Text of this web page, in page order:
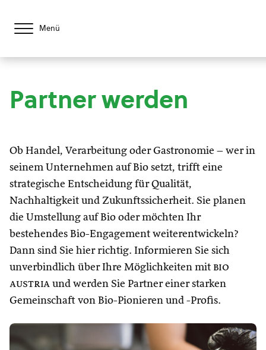
Menü
Partner werden
Ob Handel, Verarbeitung oder Gastronomie – wer in
seinem Unternehmen auf Bio setzt, trifft eine
strategische Entscheidung für Qualität,
Nachhaltigkeit und Zukunftssicherheit. Sie planen
die Umstellung auf Bio oder möchten Ihr
bestehendes Bio-Engagement weiterentwickeln?
Dann sind Sie hier richtig. Informieren Sie sich
unverbindlich über Ihre Möglichkeiten mit bio
austria und werden Sie Partner einer starken
Gemeinschaft von Bio-Pionieren und -Profis.